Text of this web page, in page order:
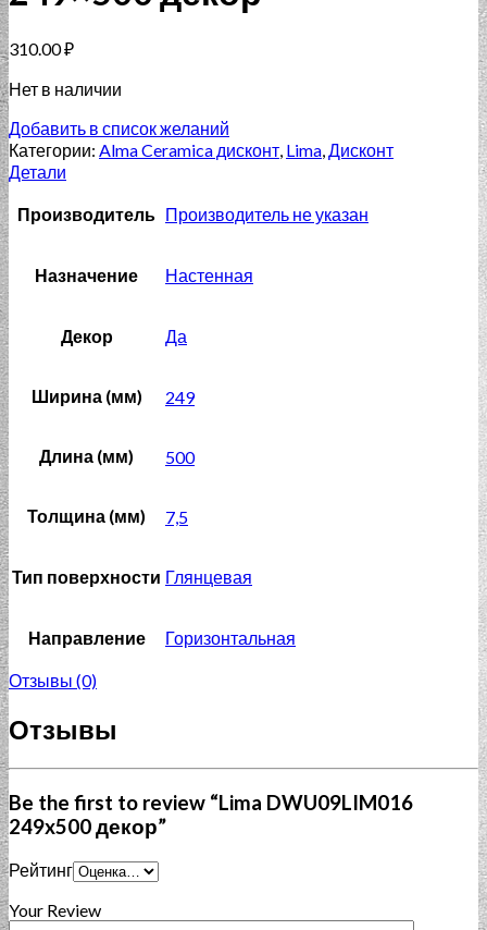
310.00₽
Нет в наличии
Добавить в список желаний
Категории: Alma Ceramica дисконт, Lima,Дисконт
Детали
Производитель Производитель не указан
Назначение Настенная
Декор Да
Ширина (мм) 249
Длина (мм) 500
Толщина (мм) 7,5
Тип поверхности Глянцевая
Направление Горизонтальная
Отзывы (0)
Отзывы
Be the first to review “Lima DWU09LIM016
249x500 декор”
Рейтинг
Your Review